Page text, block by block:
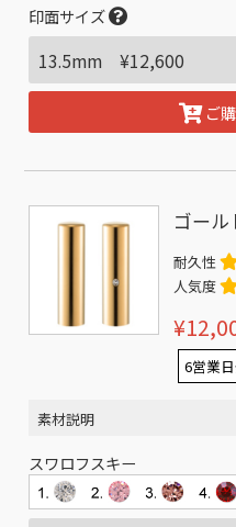
印面サイズ
ご
ゴール
耐久性
人気度
6営業
素材説明
スワロフスキー